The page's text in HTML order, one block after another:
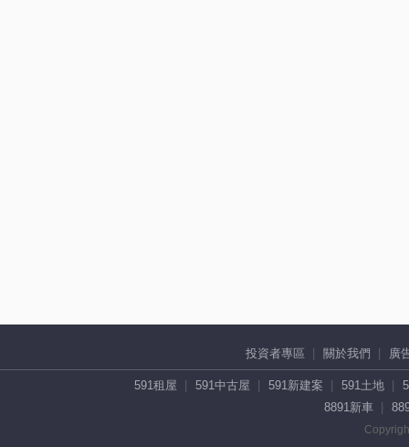
投資者專區 關於我們 廣
591租屋 591中古屋 591新建案 591土地
8891新車